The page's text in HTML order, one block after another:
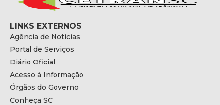
LINKS EXTERNOS
Agência de Notícias
Portal de Serviços
Diário Oficial
Acesso à Informação
Órgãos do Governo
Conheça SC